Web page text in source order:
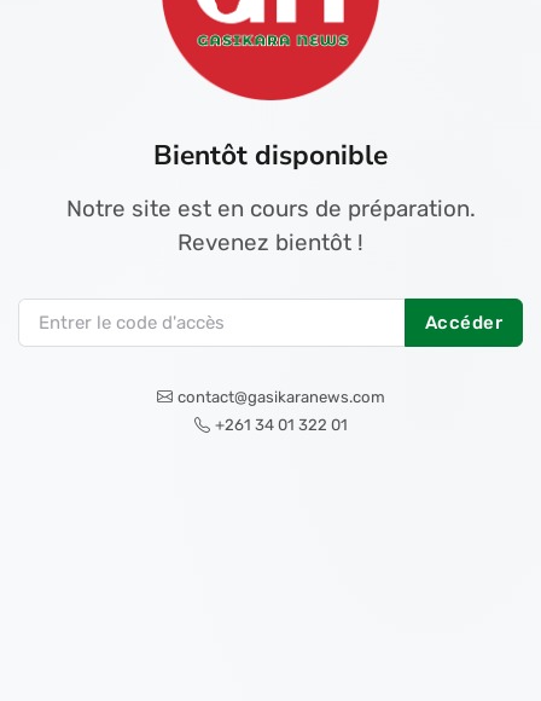
Bientôt disponible
Notre site est en cours de préparation.
Revenez bientôt !
Accéder
contact@gasikaranews.com
+261 34 01 322 01